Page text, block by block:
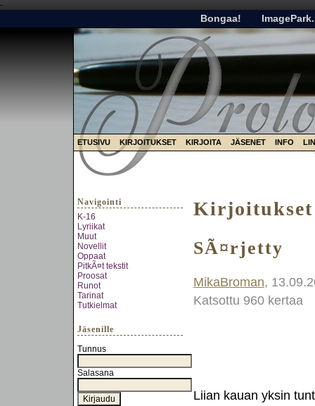
-
Bongaa!
ETUSIVU KIRJOITUKSET KIRJOITA JÄSENET INFO
Navigointi
K-16
Lyriikat
Muut
Novellit
Oppaat
PitkÃ¤t tekstit
Proosat
Runot
Tarinat
Tutkielmat
Jäsenille
Tunnus
Salasana
Kirjoitukset
SÃ¤rjetty
MikaBroman,
Katsottu 960 kertaa
Liian kauan yksin